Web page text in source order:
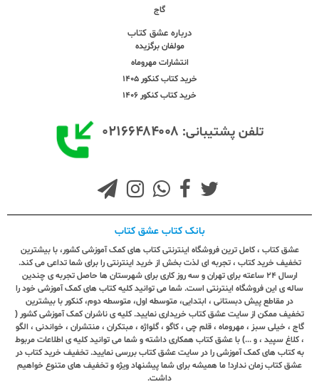
گاج
درباره عشق کتاب
مولفان برگزیده
انتشارات مهروماه
خرید کتاب کنکور 1405
خرید کتاب کنکور 1406
تلفن پشتیبانی: ۰۲۱۶۶۴۸۴۰۰۸
بانک کتاب عشق کتاب
عشق کتاب ، کامل ترین فروشگاه اینترنتی کتاب های کمک آموزشی کشور، با بیشترین
تخفیف خرید کتاب ، تجربه ای لذت بخش از خرید اینترنتی را برای شما تداعی می کند.
ارسال ٢٤ ساعته برای تهران و سه روز کاری برای شهرستان ها حاصل تجربه ی چندین
ساله ی این فروشگاه اینترنتی است. شما می توانید کلیه کتاب های کمک آموزشی خود را
در مقاطع پیش دبستانی ، ابتدایی، متوسطه اول، متوسطه دوم، کنکور با بیشترین
تخفیف ممکن از سایت عشق کتاب خریداری نمایید. کلیه ی ناشران کمک آموزشی کشور (
گاج ، خیلی سبز ، مهروماه ، قلم چی ، کاگو ، گلواژه ، مبتکران ، منتشران ، خواندنی ، الگو
، کلاغ سپید ، و ...) با عشق کتاب همکاری داشته و شما می توانید کلیه ی اطلاعات مربوط
به کتاب های کمک آموزشی را در سایت عشق کتاب بررسی نمایید. تخفیف خرید کتاب در
عشق کتاب زمان ندارد! ما همیشه برای شما پیشنهاد ویژه و تخفیف های متنوع خواهیم
داشت.